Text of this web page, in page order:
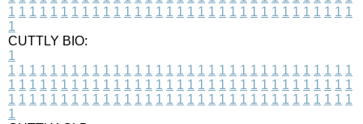
1 1 1 1 1 1 1 1 1 1 1 1 1 1 1 1 1 1 1 1 1 1 1 1 1 1 1 1 1 1 1 1 1
1
CUTTLY BIO:
1
1 1 1 1 1 1 1 1 1 1 1 1 1 1 1 1 1 1 1 1 1 1 1 1 1 1 1 1 1 1 1 1 1
1 1 1 1 1 1 1 1 1 1 1 1 1 1 1 1 1 1 1 1 1 1 1 1 1 1 1 1 1 1 1 1 1
1 1 1 1 1 1 1 1 1 1 1 1 1 1 1 1 1 1 1 1 1 1 1 1 1 1 1 1 1 1 1 1 1
1